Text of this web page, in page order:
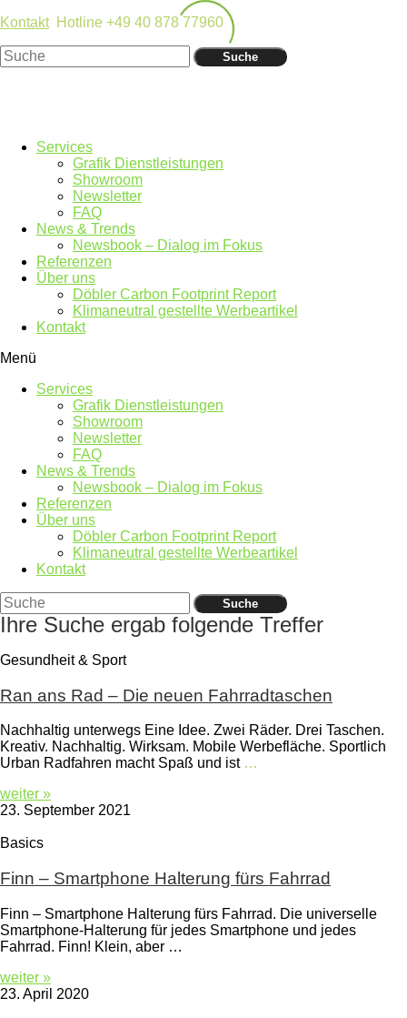
KontaktHotline +49 40 878 77960
Suche
Services
Grafik Dienstleistungen
Showroom
Newsletter
FAQ
News & Trends
Newsbook – Dialog im Fokus
Referenzen
Über uns
Döbler Carbon Footprint Report
Klimaneutral gestellte Werbeartikel
Kontakt
Menü
Services
Grafik Dienstleistungen
Showroom
Newsletter
FAQ
News & Trends
Newsbook – Dialog im Fokus
Referenzen
Über uns
Döbler Carbon Footprint Report
Klimaneutral gestellte Werbeartikel
Kontakt
Suche
Ihre Suche ergab folgende Treffer
Gesundheit & Sport
Ran ans Rad – Die neuen Fahrradtaschen
Nachhaltig unterwegs Eine Idee. Zwei Räder. Drei Taschen.
Kreativ. Nachhaltig. Wirksam. Mobile Werbefläche. Sportlich
Urban Radfahren macht Spaß und ist …
weiter »
23. September 2021
Basics
Finn – Smartphone Halterung fürs Fahrrad
Finn – Smartphone Halterung fürs Fahrrad. Die universelle
Smartphone-Halterung für jedes Smartphone und jedes
Fahrrad. Finn! Klein, aber …
weiter »
23. April 2020